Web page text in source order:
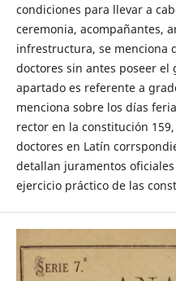
condiciones para llevar a
ceremonia, acompañantes,
infrestructura, se menciona
doctores sin antes poseer el
apartado es referente a
menciona sobre los días
rector en la constitución
doctores en Latín
detallan juramentos
ejercicio práctico de las